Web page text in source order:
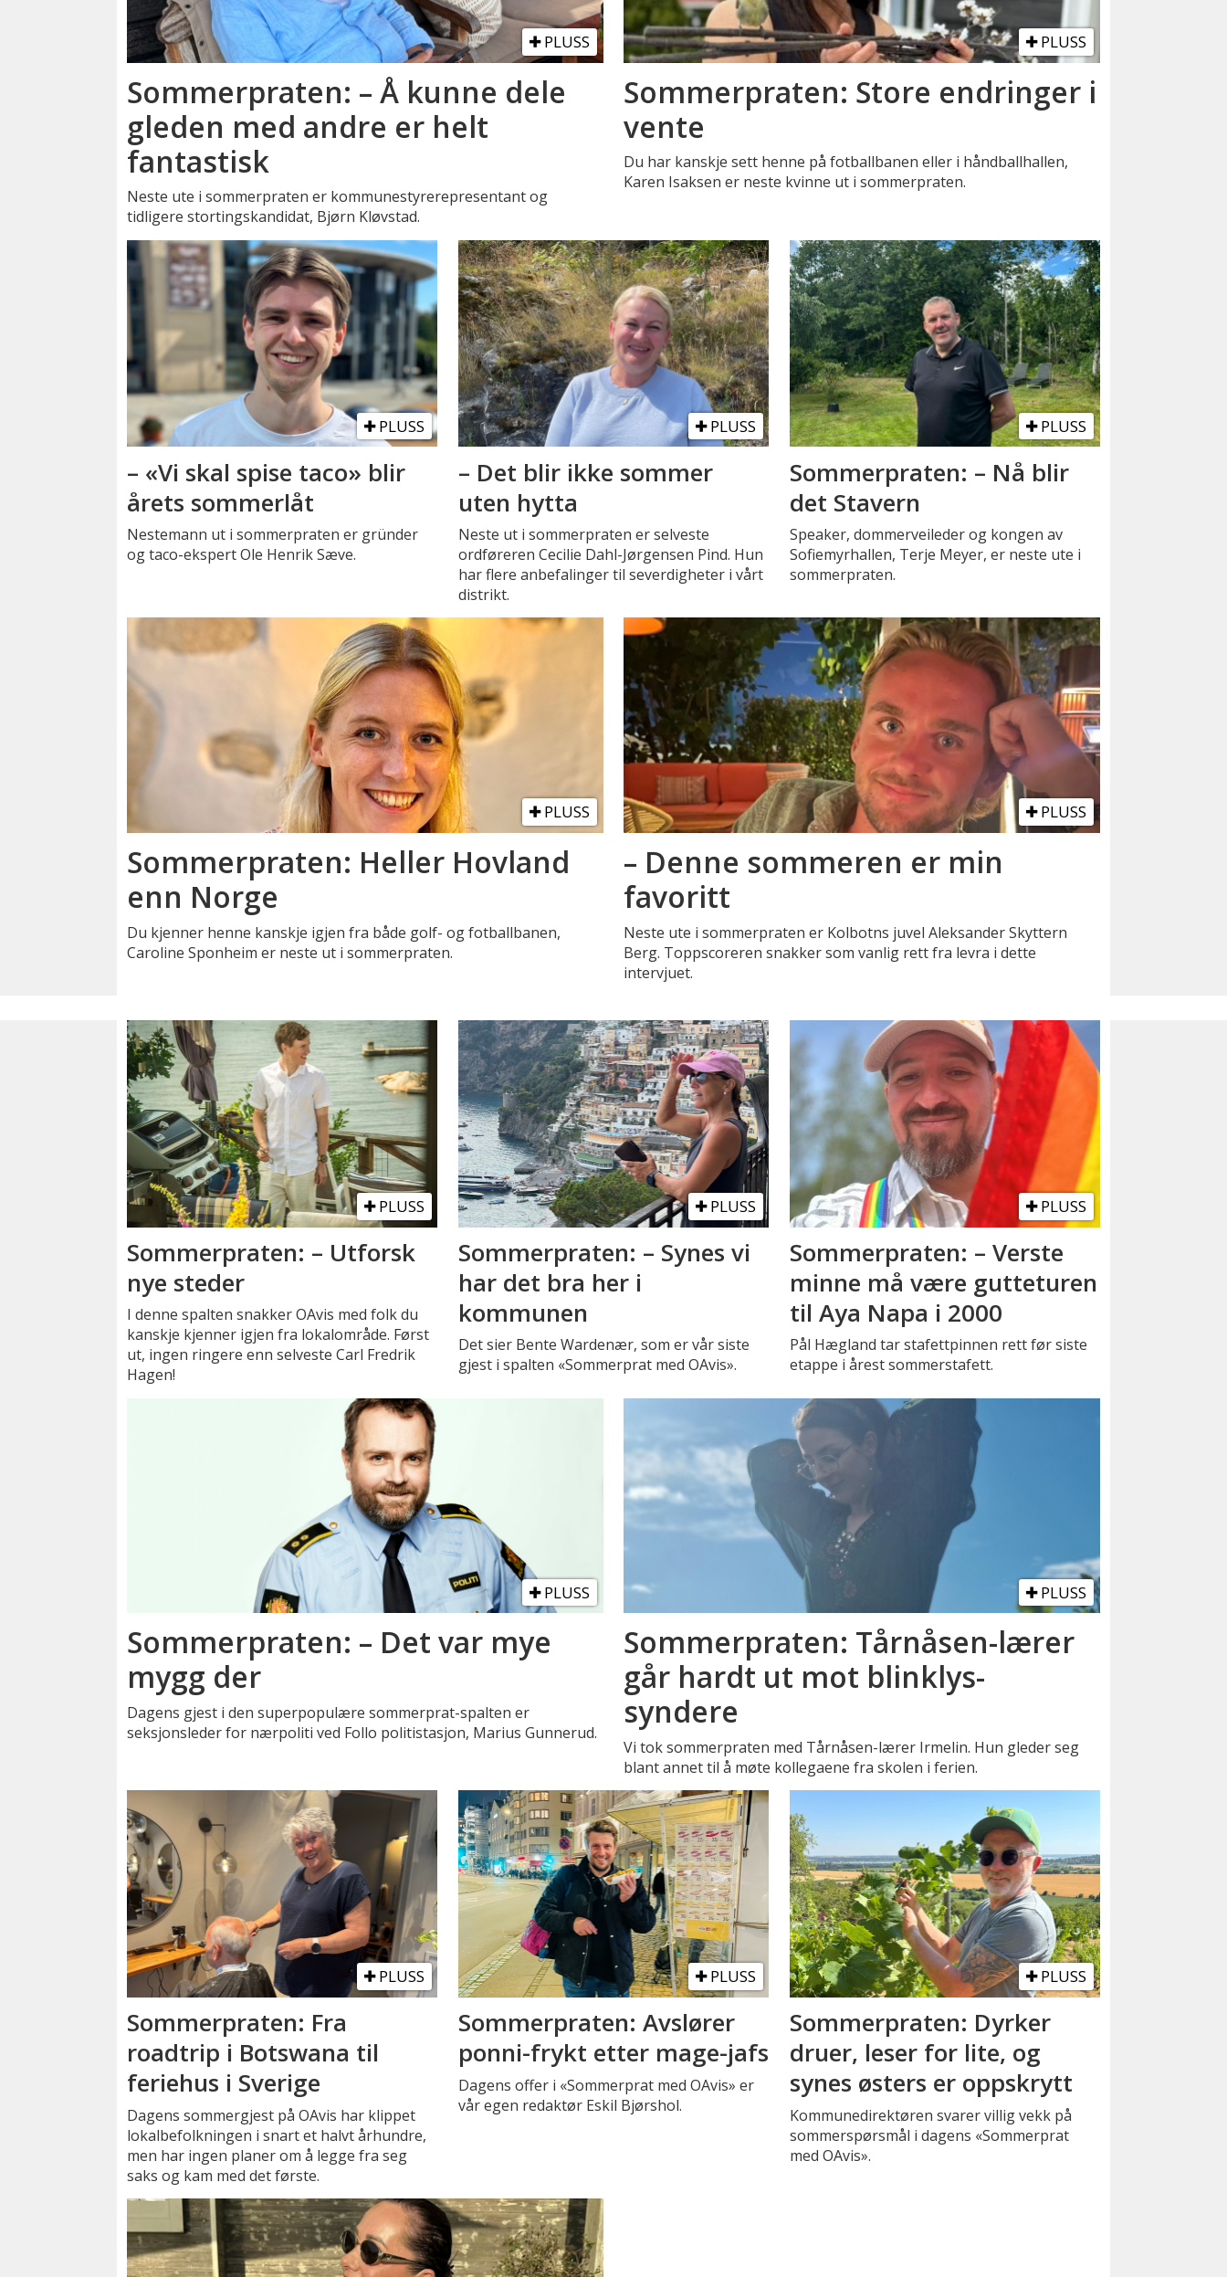
PLUSS
Sommerpraten: – Å kunne dele
gleden med andre er helt
fantastisk
Neste ute i sommerpraten er kommunestyrerepresentant og
tidligere stortingskandidat, Bjørn Kløvstad.
PLUSS
Sommerpraten: Store endringer i
vente
Du har kanskje sett henne på fotballbanen eller i håndballhallen,
Karen Isaksen er neste kvinne ut i sommerpraten.
PLUSS
– «Vi skal spise taco» blir
årets sommerlåt
Nestemann ut i sommerpraten er gründer
og taco-ekspert Ole Henrik Sæve.
PLUSS
– Det blir ikke sommer
uten hytta
Neste ut i sommerpraten er selveste
ordføreren Cecilie Dahl-Jørgensen Pind. Hun
har flere anbefalinger til severdigheter i vårt
distrikt.
PLUSS
Sommerpraten: – Nå blir
det Stavern
Speaker, dommerveileder og kongen av
Sofiemyrhallen, Terje Meyer, er neste ute i
sommerpraten.
PLUSS
Sommerpraten: Heller Hovland
enn Norge
Du kjenner henne kanskje igjen fra både golf- og fotballbanen,
Caroline Sponheim er neste ut i sommerpraten.
PLUSS
– Denne sommeren er min
favoritt
Neste ute i sommerpraten er Kolbotns juvel Aleksander Skyttern
Berg. Toppscoreren snakker som vanlig rett fra levra i dette
intervjuet.
PLUSS
Sommerpraten: – Utforsk
nye steder
I denne spalten snakker OAvis med folk du
kanskje kjenner igjen fra lokalområde. Først
ut, ingen ringere enn selveste Carl Fredrik
Hagen!
PLUSS
Sommerpraten: – Synes vi
har det bra her i
kommunen
Det sier Bente Wardenær, som er vår siste
gjest i spalten «Sommerprat med OAvis».
PLUSS
Sommerpraten: – Verste
minne må være gutteturen
til Aya Napa i 2000
Pål Hægland tar stafettpinnen rett før siste
etappe i årest sommerstafett.
PLUSS
Sommerpraten: – Det var mye
mygg der
Dagens gjest i den superpopulære sommerprat-spalten er
seksjonsleder for nærpoliti ved Follo politistasjon, Marius Gunnerud.
PLUSS
Sommerpraten: Tårnåsen-lærer
går hardt ut mot blinklys-
syndere
Vi tok sommerpraten med Tårnåsen-lærer Irmelin. Hun gleder seg
blant annet til å møte kollegaene fra skolen i ferien.
PLUSS
Sommerpraten: Fra
roadtrip i Botswana til
feriehus i Sverige
Dagens sommergjest på OAvis har klippet
lokalbefolkningen i snart et halvt århundre,
men har ingen planer om å legge fra seg
saks og kam med det første.
PLUSS
Sommerpraten: Avslører
ponni-frykt etter mage-jafs
Dagens offer i «Sommerprat med OAvis» er
vår egen redaktør Eskil Bjørshol.
PLUSS
Sommerpraten: Dyrker
druer, leser for lite, og
synes østers er oppskrytt
Kommunedirektøren svarer villig vekk på
sommerspørsmål i dagens «Sommerprat
med OAvis».